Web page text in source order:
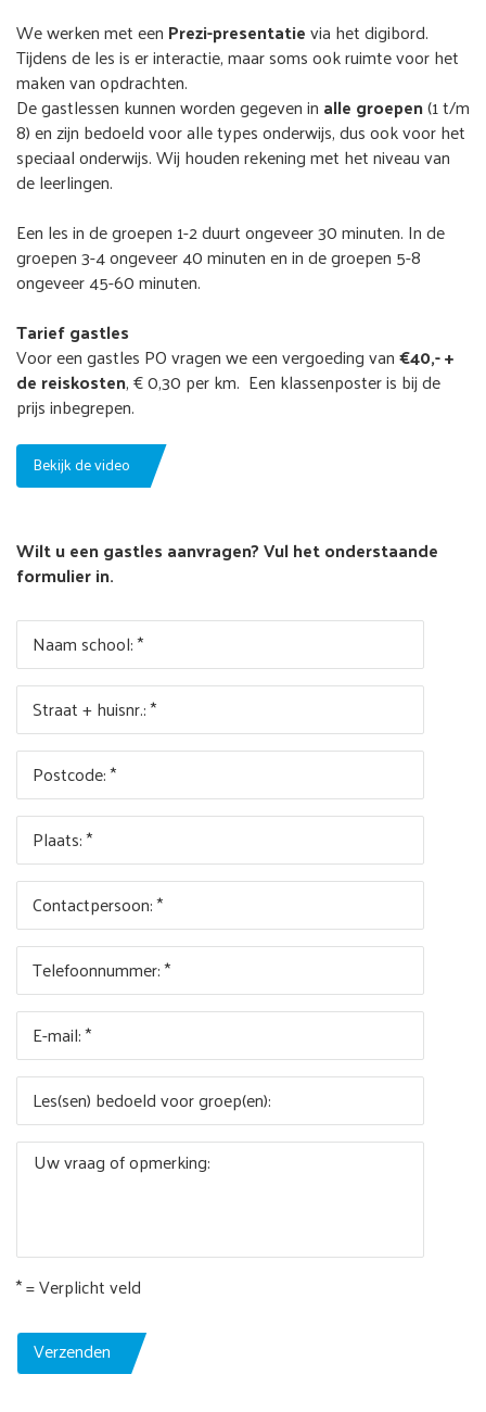
We werken met een Prezi-presentatievia het digibord.
Tijdens de les is er interactie, maar soms ook ruimte voor het
maken van opdrachten.
De gastlessen kunnen worden gegeven in alle groepen(1 t/m
8) en zijn bedoeld voor alle types onderwijs, dus ook voor het
speciaal onderwijs. Wij houden rekening met het niveau van
de leerlingen.
Een les in de groepen 1-2 duurt ongeveer 30 minuten. In de
groepen 3-4 ongeveer 40 minuten en in de groepen 5-8
ongeveer 45-60 minuten.
Tarief gastles
Voor een gastles PO vragen we een vergoeding van€40,- +
de reiskosten, € 0,30 per km. Een klassenposter is bij de
prijs inbegrepen.
Bekijk de video
Wilt u een gastles aanvragen? Vul het onderstaande
formulier in.
Naam school: *
Straat + huisnr.: *
Postcode: *
Plaats: *
Contactpersoon: *
Telefoonnummer: *
E-mail: *
Les(sen) bedoeld voor groep(en):
Uw vraag of opmerking:
* = Verplicht veld
Verzenden